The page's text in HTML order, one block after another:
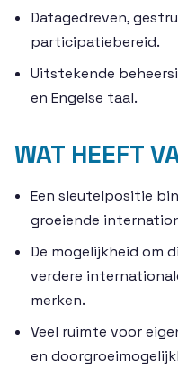
Datagedreven,
participatiebereid.
Uitstekende
en Engelse taal.
WAT HEEFT
Een sleutelpositie
groeiende
De mogelijkheid om
verdere
merken.
Veel ruimte voor
en